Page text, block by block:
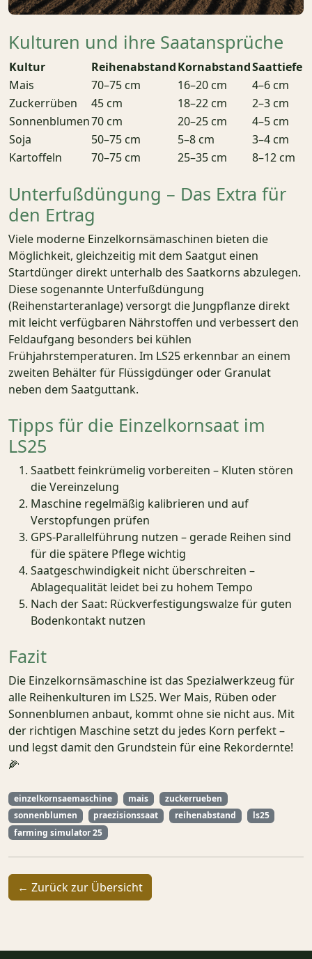
Kulturen und ihre Saatansprüche
Kultur ReihenabstandKornabstandSaattiefe
Mais
70–75 cm 16–20 cm
4–6 cm
Zuckerrüben
45 cm 18–22 cm
2–3 cm
Sonnenblumen70 cm 20–25 cm
4–5 cm
Soja
50–75 cm 5–8 cm
3–4 cm
Kartoffeln
70–75 cm 25–35 cm 8–12 cm
Unterfußdüngung – Das Extra für
den Ertrag
Viele moderne Einzelkornsämaschinen bieten die
Möglichkeit, gleichzeitig mit dem Saatgut einen
Startdünger direkt unterhalb des Saatkorns abzulegen.
Diese sogenannte Unterfußdüngung
(Reihenstarteranlage) versorgt die Jungpflanze direkt
mit leicht verfügbaren Nährstoffen und verbessert den
Feldaufgang besonders bei kühlen
Frühjahrstemperaturen. Im LS25 erkennbar an einem
zweiten Behälter für Flüssigdünger oder Granulat
neben dem Saatguttank.
Tipps für die Einzelkornsaat im
LS25
Saatbett feinkrümelig vorbereiten – Kluten stören
die Vereinzelung
Maschine regelmäßig kalibrieren und auf
Verstopfungen prüfen
GPS-Parallelführung nutzen – gerade Reihen sind
für die spätere Pflege wichtig
Saatgeschwindigkeit nicht überschreiten –
Ablagequalität leidet bei zu hohem Tempo
Nach der Saat: Rückverfestigungswalze für guten
Bodenkontakt nutzen
Fazit
Die Einzelkornsämaschine ist das Spezialwerkzeug für
alle Reihenkulturen im LS25. Wer Mais, Rüben oder
Sonnenblumen anbaut, kommt ohne sie nicht aus. Mit
der richtigen Maschine setzt du jedes Korn perfekt –
und legst damit den Grundstein für eine Rekordernte!
🌽
einzelkornsaemaschine mais
zuckerrueben
sonnenblumen
praezisionssaat reihenabstand
ls25
farming simulator 25
← Zurück zur Übersicht